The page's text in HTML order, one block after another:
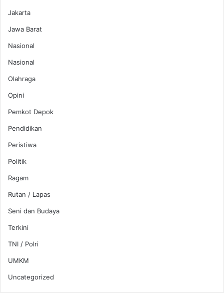
Jakarta
Jawa Barat
Nasional
Nasional
Olahraga
Opini
Pemkot Depok
Pendidikan
Peristiwa
Politik
Ragam
Rutan / Lapas
Seni dan Budaya
Terkini
TNI / Polri
UMKM
Uncategorized